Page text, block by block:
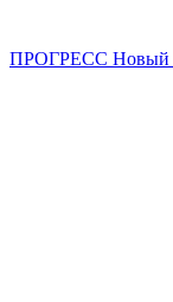
ПРОГРЕСС Новый